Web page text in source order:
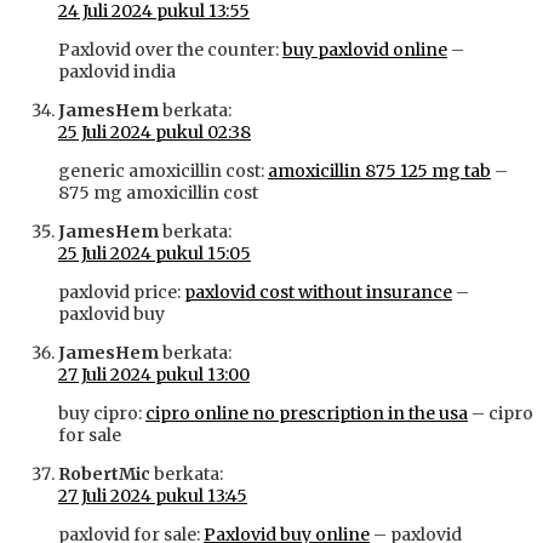
24 Juli 2024 pukul 13:55
Paxlovid over the counter:buy paxlovid online –
paxlovid india
JamesHemberkata:
25 Juli 2024 pukul 02:38
generic amoxicillin cost: amoxicillin 875 125 mg tab –
875 mg amoxicillin cost
JamesHemberkata:
25 Juli 2024 pukul 15:05
paxlovid price: paxlovid cost without insurance –
paxlovid buy
JamesHemberkata:
27 Juli 2024 pukul 13:00
buy cipro: cipro online no prescription in the usa – cipro
for sale
RobertMic berkata:
27 Juli 2024 pukul 13:45
paxlovid for sale:Paxlovid buy online – paxlovid